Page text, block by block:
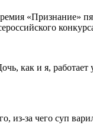
«Признание»
как и я, работает
из-за чего суп